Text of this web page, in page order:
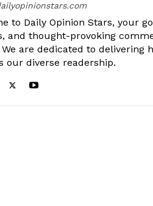
to Daily Opinion Stars, your
and thought-provoking
are dedicated to
our diverse readership.